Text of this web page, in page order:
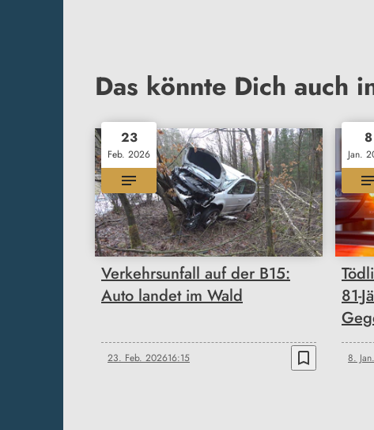
Das könnte Dich auch
23
Feb. 2026
Verkehrsunfall auf der B15:
Auto landet im Wald
23. Feb. 202616:15 bookmark_border
8
Jan.
81-
8.